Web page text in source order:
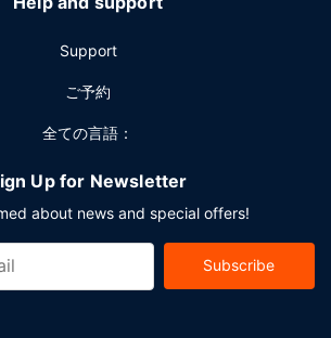
Support
ご予約
全ての言語：
Up for Newsletter
about news and special offers!
Subscribe